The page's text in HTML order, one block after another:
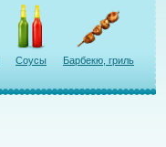
Соусы Барбекю, гриль